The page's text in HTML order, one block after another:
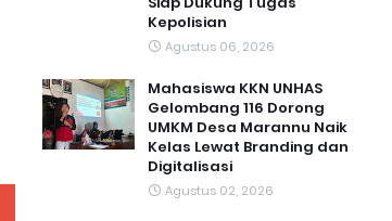
Kepolisian
Agustus 06, 2026
Mahasiswa KKN UNHAS
Gelombang 116 Dorong
UMKM Desa Marannu Naik
Kelas Lewat Branding dan
Digitalisasi
Agustus 02, 2026